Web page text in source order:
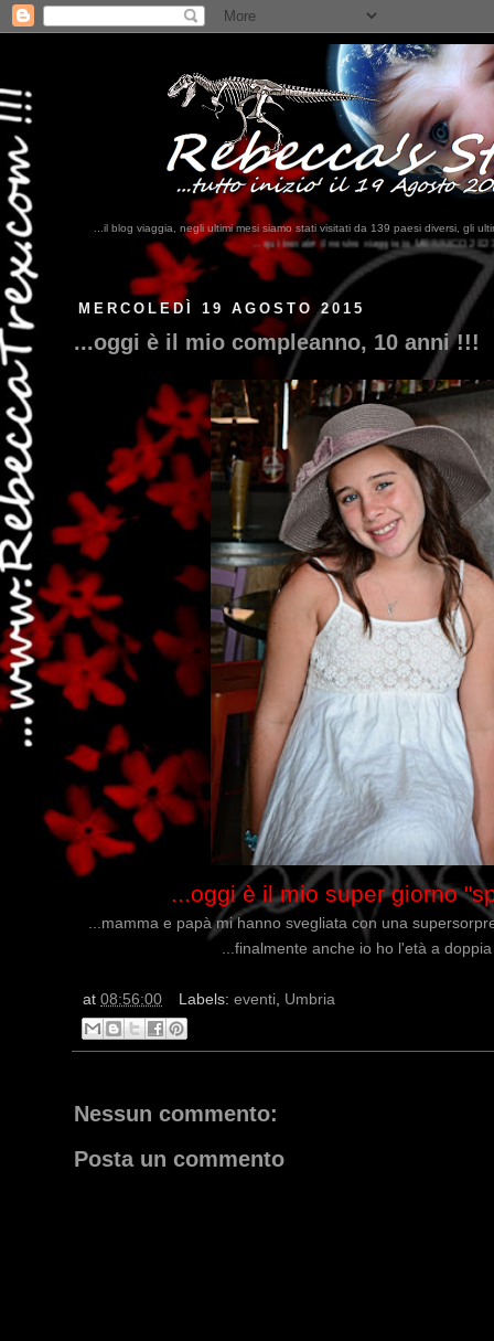
...il blog viaggia, negli ultimi mesi siamo stati visitati da 139 paesi diversi, gli
...qui trovate il nostro viaggio in MESSICO 2023...clikka qui !!!
MERCOLEDÌ 19 AGOSTO 2015
...oggi è il mio compleanno, 10 anni !!!
...oggi è il mio super giorno
...mamma e papà mi hanno svegliata con una
...finalmente anche io ho l'età a
at 08:56:00 Labels: eventi, Umbria
Nessun commento:
Posta un commento